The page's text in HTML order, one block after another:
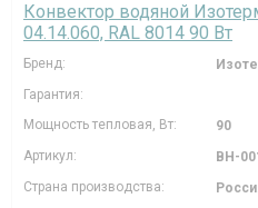
Конвектор водяной
04.14.060, RAL 8014 90 Вт
Бренд:
Гарантия:
Мощность тепловая, Вт:
90
Артикул:
ВН-
Страна производства: